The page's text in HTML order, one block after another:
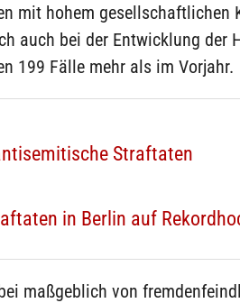
mit hohem gesellschaftlichen
auch bei der Entwicklung der
199 Fälle mehr als im Vorjahr.
Straftaten
in Berlin auf
maßgeblich von